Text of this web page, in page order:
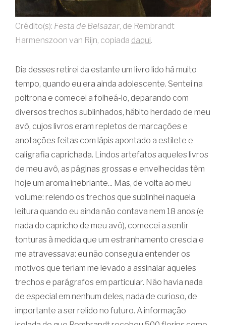
Crédito(s): Festa de Belsazar, de Rembrandt
Harmenszoon van Rijn, copiada daqui.
Dia desses retirei da estante um livro lido há muito
tempo, quando eu era ainda adolescente. Sentei na
poltrona e comecei a folheá-lo, deparando com
diversos trechos sublinhados, hábito herdado de meu
avô, cujos livros eram repletos de marcações e
anotações feitas com lápis apontado a estilete e
caligrafia caprichada. Lindos artefatos aqueles livros
de meu avô, as páginas grossas e envelhecidas têm
hoje um aroma inebriante... Mas, de volta ao meu
volume: relendo os trechos que sublinhei naquela
leitura quando eu ainda não contava nem 18 anos (e
nada do capricho de meu avô), comecei a sentir
tonturas à medida que um estranhamento crescia e
me atravessava: eu não conseguia entender os
motivos que teriam me levado a assinalar aqueles
trechos e parágrafos em particular. Não havia nada
de especial em nenhum deles, nada de curioso, de
importante a ser relido no futuro. A informação